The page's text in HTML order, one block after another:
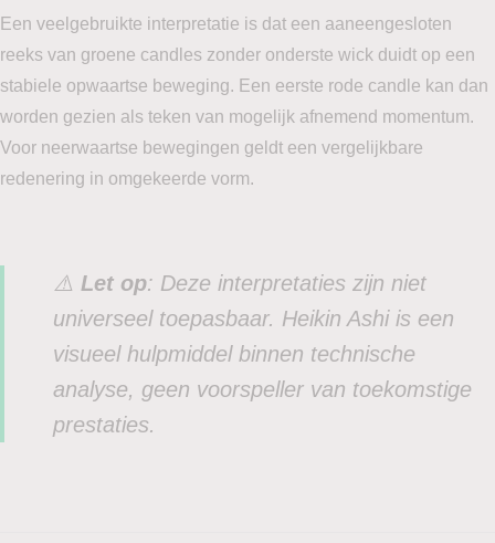
Een veelgebruikte interpretatie is dat een aaneengesloten
reeks van groene candles zonder onderste wick duidt op een
stabiele opwaartse beweging. Een eerste rode candle kan dan
worden gezien als teken van mogelijk afnemend momentum.
Voor neerwaartse bewegingen geldt een vergelijkbare
redenering in omgekeerde vorm.
⚠️ Let op: Deze interpretaties zijn niet
universeel toepasbaar. Heikin Ashi is een
visueel hulpmiddel binnen technische
analyse, geen voorspeller van toekomstige
prestaties.